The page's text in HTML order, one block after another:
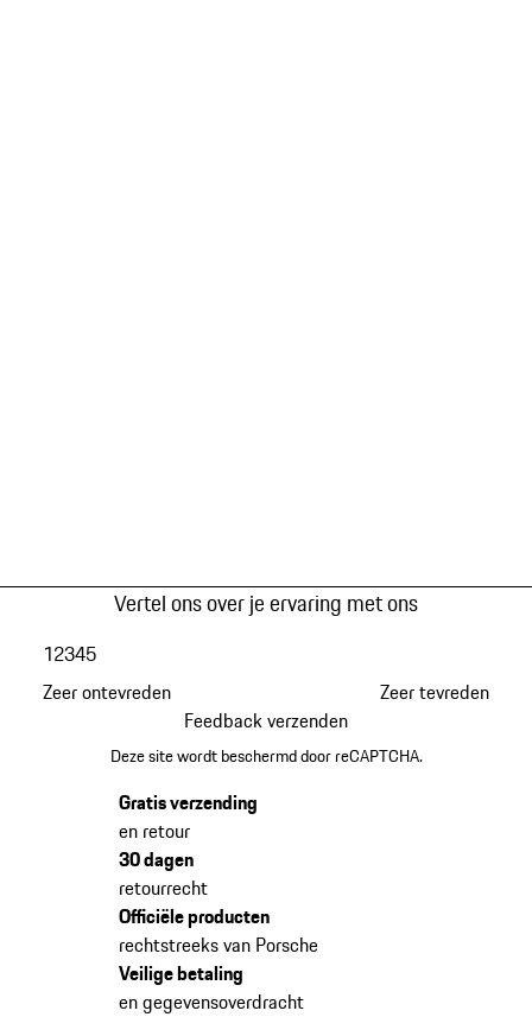
Vertel ons over je ervaring met ons
Zeer ontevreden
12345
Zeer tevreden
Feedback verzenden
Deze site wordt beschermd door reCAPTCHA.
Gratis verzending
en retour
30 dagen
retourrecht
Officiële producten
rechtstreeks van Porsche
Veilige betaling
en gegevensoverdracht